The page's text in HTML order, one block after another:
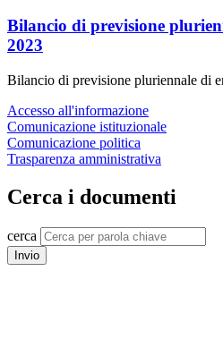
Bilancio di previsione
2023
Bilancio di previsione pluriennale di
Accesso all'informazione
Comunicazione istituzionale
Comunicazione politica
Trasparenza amministrativa
Cerca i documenti
cerca
Invio